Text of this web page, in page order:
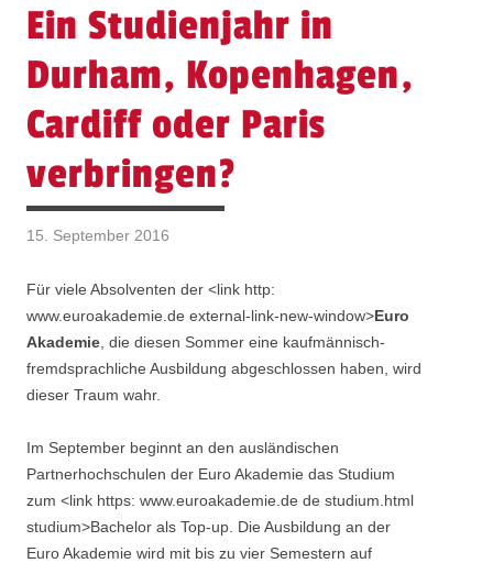
Ein Studienjahr in
Durham, Kopenhagen,
Cardiff oder Paris
verbringen?
15. September 2016
Für viele Absolventen der <link http:
www.euroakademie.de external-link-new-window>Euro
Akademie , die diesen Sommer eine kaufmännisch-
fremdsprachliche Ausbildung abgeschlossen haben, wird
dieser Traum wahr.
Im September beginnt an den ausländischen
Partnerhochschulen der Euro Akademie das Studium
zum <link https: www.euroakademie.de de studium.html
studium>Bachelor als Top-up. Die Ausbildung an der
Euro Akademie wird mit bis zu vier Semestern auf